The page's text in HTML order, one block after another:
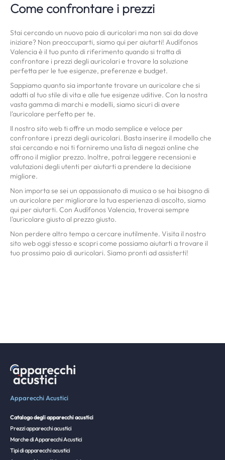
Come confrontare i prezzi
Stai cercando un nuovo paio di auricolari ma non sai da dove
iniziare? Non preoccuparti, siamo qui per aiutarti! Audífonos
Valencia è il tuo punto di riferimento quando si tratta di
confrontare i prezzi degli auricolari e trovare la soluzione
perfetta per le tue esigenze, preferenze e budget.
Sappiamo quanto sia importante trovare un auricolare che si
adatti al tuo stile di vita e alle tue esigenze uditive. Con la nostra
vasta gamma di marchi e modelli, siamo sicuri di avere
l'auricolare perfetto per te.
Il nostro sito web ti offre un modo semplice e veloce per
confrontare i prezzi degli auricolari. Basta inserire il modello che
stai cercando e noi ti forniremo una lista di negozi online che
offrono il miglior prezzo. Inoltre, potrai leggere recensioni e
valutazioni degli utenti per aiutarti a prendere la decisione
migliore.
Non importa se sei un appassionato di musica o se hai bisogno di
un auricolare per migliorare la tua esperienza di ascolto, siamo
qui per aiutarti. Con Audífonos Valencia, troverai sempre
l'auricolare giusto al prezzo giusto.
Non perdere altro tempo a cercare inutilmente. Visita il nostro
sito web oggi stesso e scopri come possiamo aiutarti a trovare il
tuo prossimo paio di auricolari. Siamo pronti ad assisterti!
Apparecchi Acustici
Catalogo degli apparecchi acustici
Prezzi apparecchi acustici
Marche di Apparecchi Acustici
Tipi di apparecchi acustici